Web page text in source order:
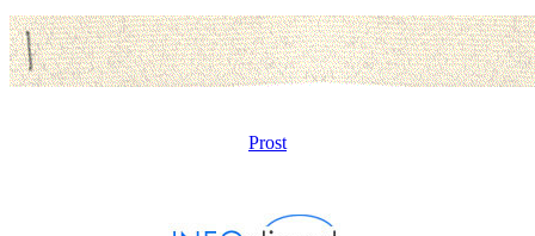
Prost